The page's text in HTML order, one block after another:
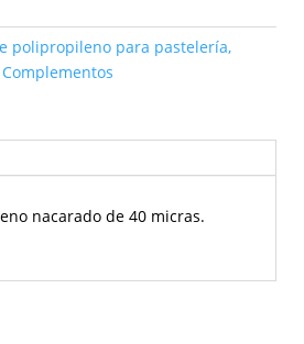
polipropileno para pastelería,
Complementos
nacarado de 40 micras.